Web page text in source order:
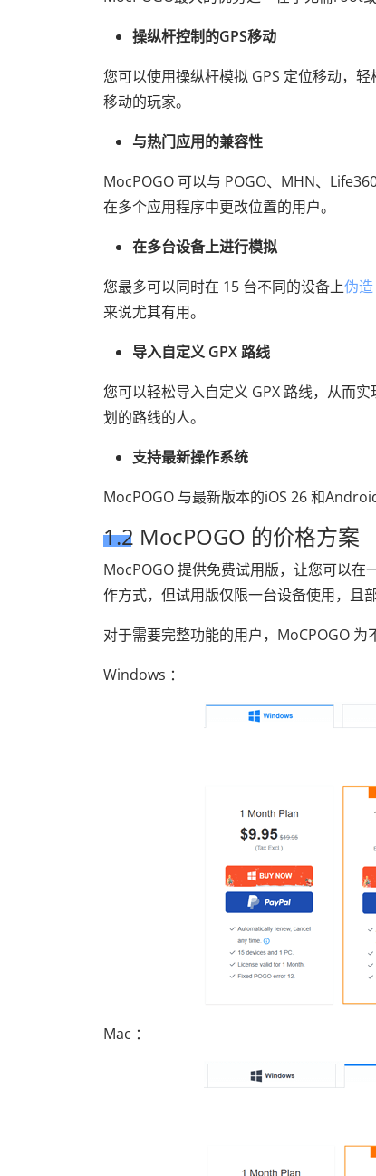
操纵杆控制的GPS移动
您可以使用操纵杆模拟 GPS 定位移动，
移动的玩家。
与热门应用的兼容性
MocPOGO 可以与 POGO、MHN、
在多个应用程序中更改位置的用户。
在多台设备上进行模拟
您最多可以同时在 15 台不同的设备上伪造
来说尤其有用。
导入自定义 GPX 路线
您可以轻松导入自定义 GPX 路线，从而
划的路线的人。
支持最新操作系统
MocPOGO 与最新版本的iOS 26 和
1.2 MocPOGO 的价格方案
MocPOGO 提供免费试用版，让您可以
作方式，但试用版仅限一台设备使用，且
对于需要完整功能的用户，MoCPOGO 为
Windows ：
Mac ：